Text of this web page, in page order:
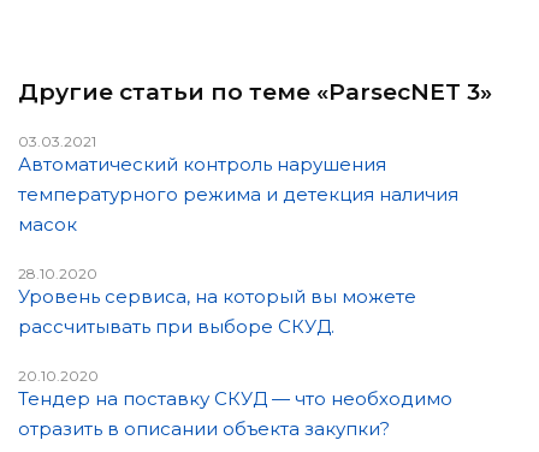
Другие статьи по теме «ParsecNET 3»
03.03.2021
Автоматический контроль нарушения
температурного режима и детекция наличия
масок
28.10.2020
Уровень сервиса, на который вы можете
рассчитывать при выборе СКУД.
20.10.2020
Тендер на поставку СКУД — что необходимо
отразить в описании объекта закупки?